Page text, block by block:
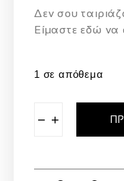
Δεν σου
Eίμαστε εδώ να
1 σε απόθεμα
− +